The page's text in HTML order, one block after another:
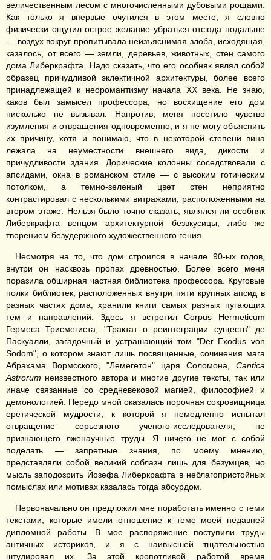
величественным лесом с многочисленными дубовыми рощами.
Как только я впервые очутился в этом месте, я словно
физически ощутил острое желание убраться отсюда подальше
— воздух вокруг пропитывала неизъяснимая злоба, исходящая,
казалось, от всего — земли, деревьев, животных, стен самого
дома Либеркрафта. Надо сказать, что его особняк являл собой
образец причудливой эклектичной архитектуры, более всего
принадлежащей к неоромантизму начала XX века. Не знаю,
каков был замысел профессора, но восхищение его дом
нисколько не вызывал. Напротив, меня посетило чувство
изумления и отвращения одновременно, и я не могу объяснить
их причину, хотя и понимаю, что в некоторой степени вина
лежала на неуместности внешнего вида, дикости и
причудливости здания. Дорические колонны соседствовали с
апсидами, окна в романском стиле — с высоким готическим
потолком, а темно-зеленый цвет стен неприятно
контрастировал с несколькими витражами, расположенными на
втором этаже. Нельзя было точно сказать, являлся ли особняк
Либеркрафта венцом архитектурной безвкусицы, либо же
творением безудержного художественного гения.
Несмотря на то, что дом строился в начале 90-ых годов,
внутри он насквозь пропах древностью. Более всего меня
поразила обширная частная библиотека профессора. Круговые
полки библиотек, расположенных внутри пяти крупных апсид в
разных частях дома, хранили книги самых разных пугающих
тем и направлений. Здесь я встретил Corpus Hermeticum
Гермеса Трисмегиста, "Трактат о реинтеграции существ" де
Паскуалли, загадочный и устрашающий том "Der Exodus von
Sodom", о котором знают лишь посвященные, сочинения мага
Абрахама Вормсского, "Лемегетон" царя Соломона, Cantica
Astrorum неизвестного автора и многие другие тексты, так или
иначе связанные со средневековой магией, философией и
демонологией. Передо мной оказалась порочная сокровищница
еретической мудрости, к которой я немедленно испытал
отвращение серьезного ученого-исследователя, не
признающего лженаучные труды. Я ничего не мог с собой
поделать — запретные знания, по моему мнению,
представляли собой великий соблазн лишь для безумцев, но
мысль заподозрить Йозефа Либеркрафта в неблагопристойных
помыслах или мотивах казалась тогда абсурдом.
Первоначально он предложил мне поработать именно с теми
текстами, которые имели отношение к теме моей недавней
дипломной работы. В мое распоряжение поступили труды
античных историков, и я с наивысшей тщательностью
штудировал их. За этой кропотливой работой время